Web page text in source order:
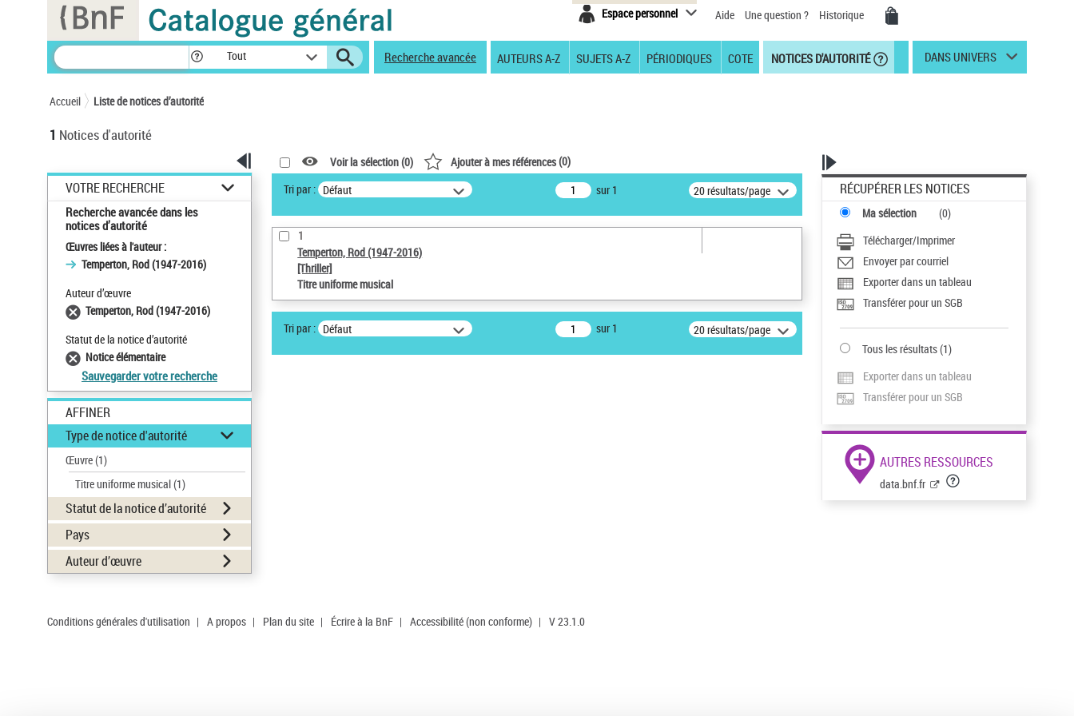
Espace personnel Aide Une question ? Historique
Tout Recherche avancée AUTEURS A-Z SUJETS A-Z PÉRIODIQUES COTE NOTICES D'AUTORITÉ DANS UNIVERS
Accueil Liste de notices d’autorité
1 Notices d'autorité
VOTRE RECHERCHE
Recherche avancée dans les
notices d’autorité
Œuvres liées à l'auteur :
Temperton, Rod (1947-2016)
Auteur d’œuvre
Temperton, Rod (1947-2016)
Statut de la notice d’autorité
Notice élémentaire
Sauvegarder votre recherche
AFFINER
Type de notice d'autorité
Œuvre(1)
Titre uniforme musical(1)
Statut de la notice d’autorité
Pays
Auteur d’œuvre
Voir la sélection (0) Ajouter à mes références(0)
Tri par : Défaut sur 1 20 résultats/page
1
Temperton, Rod (1947-2016)
[Thriller]
Titre uniforme musical
Tri par : Défaut sur 1 20 résultats/page
RÉCUPÉRER LES NOTICES
Ma sélection (0)
Télécharger/Imprimer
Envoyer par courriel
Exporter dans un tableau
Transférer pour un SGB
Tous les résultats(1)
Exporter dans un tableau
Transférer pour un SGB
AUTRES RESSOURCES
data.bnf.fr
Conditions générales d'utilisation | A propos | Plan du site | Écrire à la BnF | Accessibilité (non conforme) | V 23.1.0
Panneau de gestion des cookies